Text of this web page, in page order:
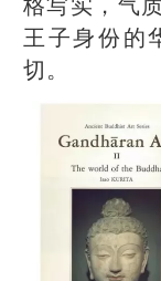
王子身份的
切。